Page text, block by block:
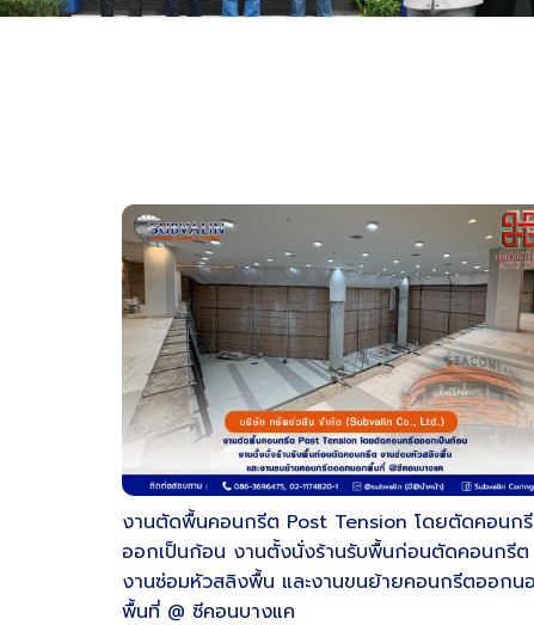
งานตัดพื้นคอนกรีต Post Tension โดยตัดคอนก
ออกเป็นก้อน งานตั้งนั่งร้านรับพื้นก่อนตัดคอนกรีต
งานซ่อมหัวสลิงพื้น และงานขนย้ายคอนกรีตออกน
พื้นที่ @ ซีคอนบางแค